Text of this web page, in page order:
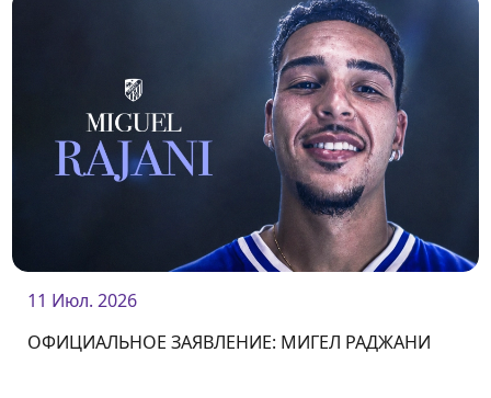
11 Июл. 2026
ОФИЦИАЛЬНОЕ ЗАЯВЛЕНИЕ: МИГЕЛ РАДЖАНИ